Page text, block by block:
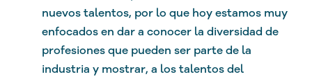
nuevos talentos, por lo que hoy estamos muy
enfocados en dar a conocer la diversidad de
profesiones que pueden ser parte de la
industria y mostrar, a los talentos del